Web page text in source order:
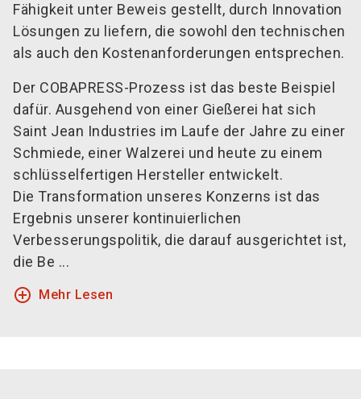
Fähigkeit unter Beweis gestellt, durch Innovation
Lösungen zu liefern, die sowohl den technischen
als auch den Kostenanforderungen entsprechen.
Der COBAPRESS-Prozess ist das beste Beispiel
dafür. Ausgehend von einer Gießerei hat sich
Saint Jean Industries im Laufe der Jahre zu einer
Schmiede, einer Walzerei und heute zu einem
schlüsselfertigen Hersteller entwickelt.
Die Transformation unseres Konzerns ist das
Ergebnis unserer kontinuierlichen
Verbesserungspolitik, die darauf ausgerichtet ist,
die Be ...
add_circle_outline Mehr Lesen